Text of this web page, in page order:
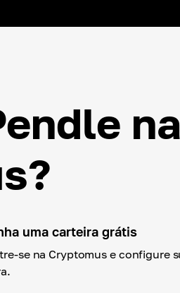
na
uma carteira grátis
se na Cryptomus e configure